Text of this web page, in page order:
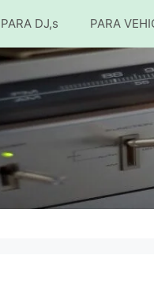
PARA DJ,s PARA